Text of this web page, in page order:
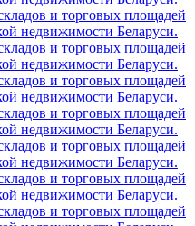
и торговых площадей
недвижимости Беларуси.
и торговых площадей
недвижимости Беларуси.
и торговых площадей
недвижимости Беларуси.
и торговых площадей
недвижимости Беларуси.
и торговых площадей
недвижимости Беларуси.
и торговых площадей
недвижимости Беларуси.
и торговых площадей